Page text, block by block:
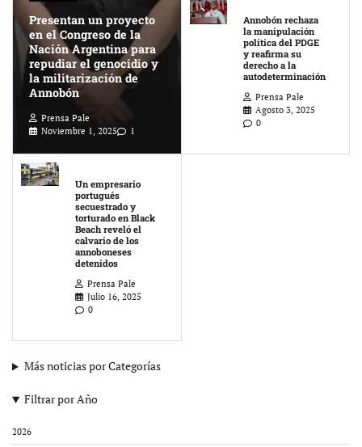
Presentan un proyecto
en el Congreso de la
Nación Argentina para
repudiar el genocidio y
la militarización de
Annobón
Prensa Pale
Noviembre 1, 2025
1
Annobón rechaza
la manipulación
política del PDGE
y reafirma su
derecho a la
autodeterminación
Prensa Pale
Agosto 3, 2025
0
Un empresario
portugués
secuestrado y
torturado en Black
Beach reveló el
calvario de los
annoboneses
detenidos
Prensa Pale
Julio 16, 2025
0
Más noticias por Categorías
Filtrar por Año
2026